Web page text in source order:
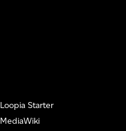
Loopia Starter
MediaWiki